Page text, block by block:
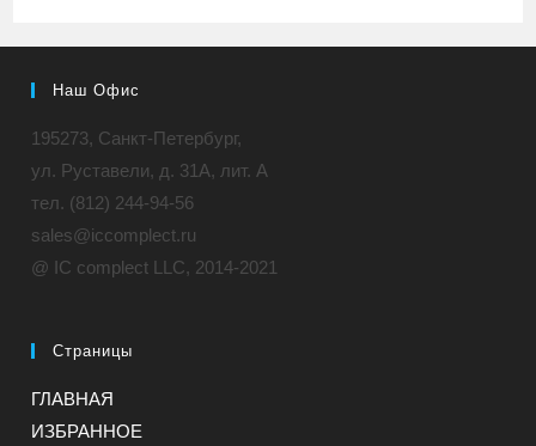
Наш Офис
195273, Санкт-Петербург,
ул. Руставели, д. 31A, лит. А
тел. (812) 244-94-56
sales@iccomplect.ru
@ IC complect LLC, 2014-2021
Страницы
ГЛАВНАЯ
ИЗБРАННОЕ